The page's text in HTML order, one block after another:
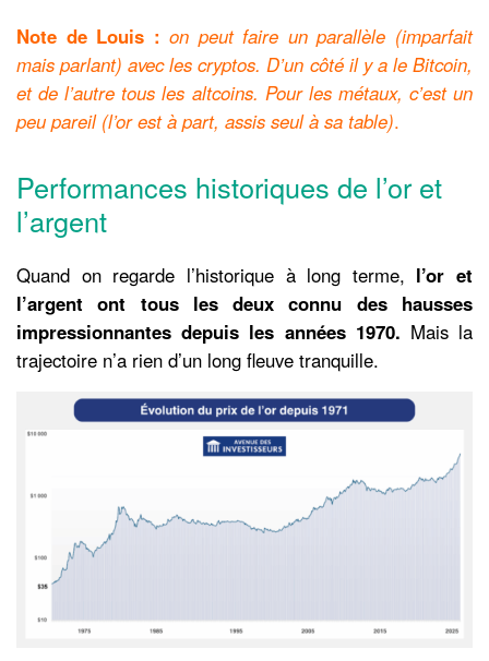
Note de Louis : on peut faire un parallèle (imparfait
mais parlant) avec les cryptos. D’un côté il y a le Bitcoin,
et de l’autre tous les altcoins. Pour les métaux, c’est un
peu pareil (l’or est à part, assis seul à sa table).
Performances historiques de l’or et
l’argent
Quand on regarde l’historique à long terme, l’or et
l’argent ont tous les deux connu des hausses
impressionnantes depuis les années 1970. Mais la
trajectoire n’a rien d’un long fleuve tranquille.